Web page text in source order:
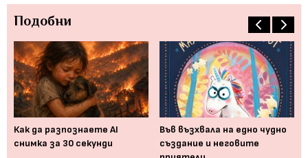
Подобни
Как да разпознаете AI
снимка за 30 секунди
Във възхвала на едно чудно
създание и неговите